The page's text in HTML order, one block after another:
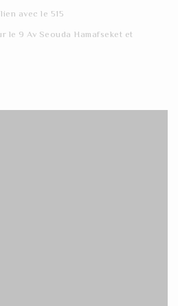
avec le 515
le 9 Av Seouda Hamafseket et